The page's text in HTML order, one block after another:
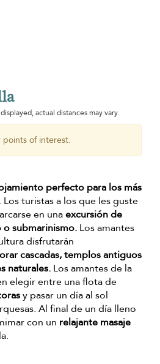
actual distances may vary.
points of interest.
perfecto para los más
. Los turistas a los que les guste
en unaexcursión de
submarinismo. Los amantes
disfrutarán
cascadas, templos antiguos
naturales. Los amantes de la
elegir entre una flota de
y pasar un día al sol
Al final de un día lleno
con un relajante masaje